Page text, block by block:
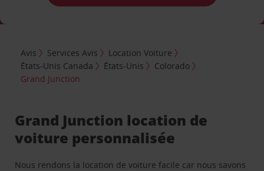
Avis Services Avis
Location Voiture
États-Unis Canada
États-Unis
Colorado
Grand Junction
Grand Junction location de
voiture personnalisée
Nous rendons la location de voiture facile car nous savons